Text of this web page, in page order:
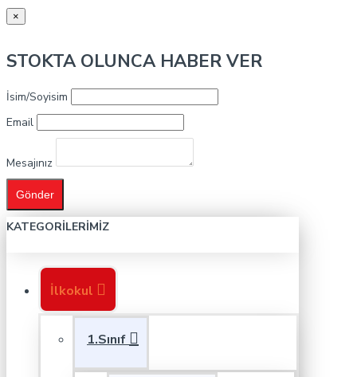
×
STOKTA OLUNCA HABER VER
İsim/Soyisim
Email
Mesajınız
Gönder
KATEGORILERIMIZ
İlkokul
1.Sınıf